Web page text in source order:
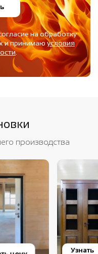
на обработку
и принимаюусловия
.
производства
Узнать